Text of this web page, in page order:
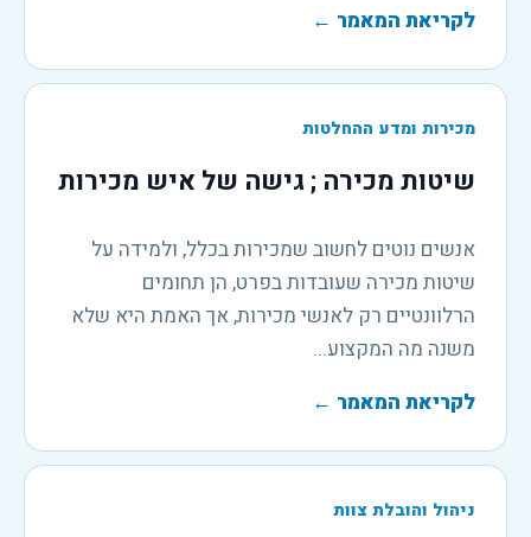
לקריאת המאמר ←
מכירות ומדע ההחלטות
שיטות מכירה ; גישה של איש מכירות
אנשים נוטים לחשוב שמכירות בכלל, ולמידה על
שיטות מכירה שעובדות בפרט, הן תחומים
הרלוונטיים רק לאנשי מכירות, אך האמת היא שלא
משנה מה המקצוע...
לקריאת המאמר ←
ניהול והובלת צוות